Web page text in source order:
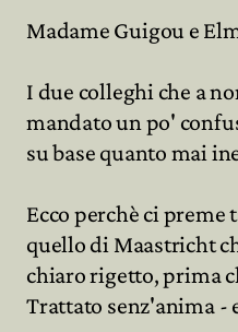
Madame Guigou e
I due colleghi che a
mandato un po'
su base quanto mai
Ecco perchè ci
quello di Maastricht
chiaro rigetto, prima
Trattato senz'anima -